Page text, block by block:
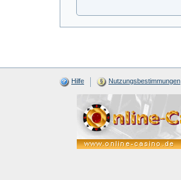
Hilfe Nutzungsbestimmungen